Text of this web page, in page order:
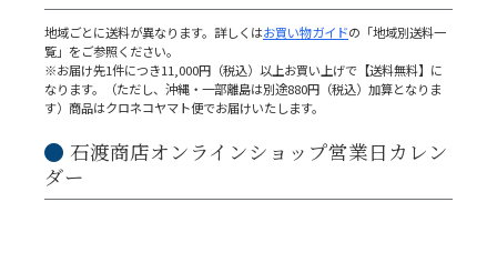
地域ごとに送料が異なります。詳しくはお買い物ガイドの「地域別送料一
覧」をご参照ください。
※お届け先1件につき11,000円（税込）以上お買い上げで【送料無料】に
なります。（ただし、沖縄・一部離島は別途880円（税込）加算となりま
す）商品はクロネコヤマト便でお届けいたします。
石渡商店オンラインショップ営業日カレン
ダー